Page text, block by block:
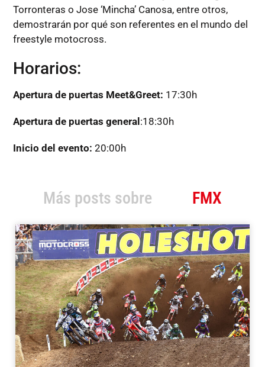
Torronteras o Jose ‘Mincha’ Canosa, entre otros,
demostrarán por qué son referentes en el mundo del
freestyle motocross.
Horarios:
Apertura de puertas Meet&Greet: 17:30h
Apertura de puertas general :18:30h
Inicio del evento: 20:00h
Más posts sobre FMX